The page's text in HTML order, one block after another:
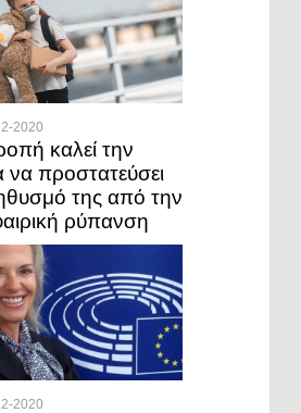
2020
καλεί την
προστατεύσει
της από την
ρύπανση
2020